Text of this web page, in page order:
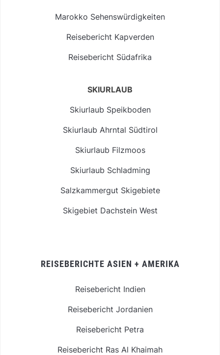
Marokko Sehenswürdigkeiten
Reisebericht Kapverden
Reisebericht Südafrika
SKIURLAUB
Skiurlaub Speikboden
Skiurlaub Ahrntal Südtirol
Skiurlaub Filzmoos
Skiurlaub Schladming
Salzkammergut Skigebiete
Skigebiet Dachstein West
REISEBERICHTE ASIEN + AMERIKA
Reisebericht Indien
Reisebericht Jordanien
Reisebericht Petra
Reisebericht Ras Al Khaimah